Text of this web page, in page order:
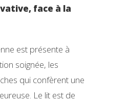
face à la
est présente à
soignée, les
qui confèrent une
Le lit est de